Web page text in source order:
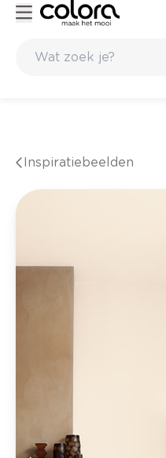
Inspiratiebeelden